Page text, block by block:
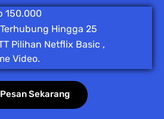
150.000
Hingga 25
Pilihan Netflix Basic ,
Video.
Pesan Sekarang